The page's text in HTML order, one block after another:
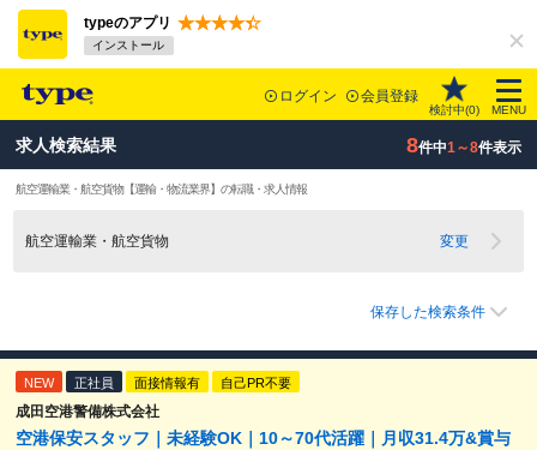
typeのアプリ
インストール
ログイン 会員登録
検討中(0) MENU
求人検索結果 8件中1～8件表示
航空運輸業・航空貨物【運輸・物流業界】の転職・求人情報
航空運輸業・航空貨物 変更
保存した検索条件
NEW 正社員 面接情報有 自己PR不要
成田空港警備株式会社
空港保安スタッフ｜未経験OK｜10～70代活躍｜月収31.4万&賞与